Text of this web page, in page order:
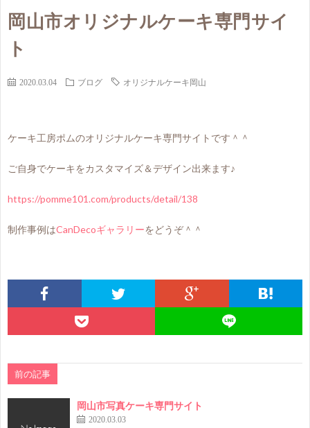
岡山市オリジナルケーキ専門サイ
ト
2020.03.04 ブログ オリジナルケーキ岡山
ケーキ工房ポムのオリジナルケーキ専門サイトです＾＾
ご自身でケーキをカスタマイズ＆デザイン出来ます♪
https://pomme101.com/products/detail/138
制作事例はCanDecoギャラリーをどうぞ＾＾
前の記事
岡山市写真ケーキ専門サイト
2020.03.03